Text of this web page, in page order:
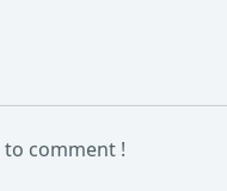
to comment !